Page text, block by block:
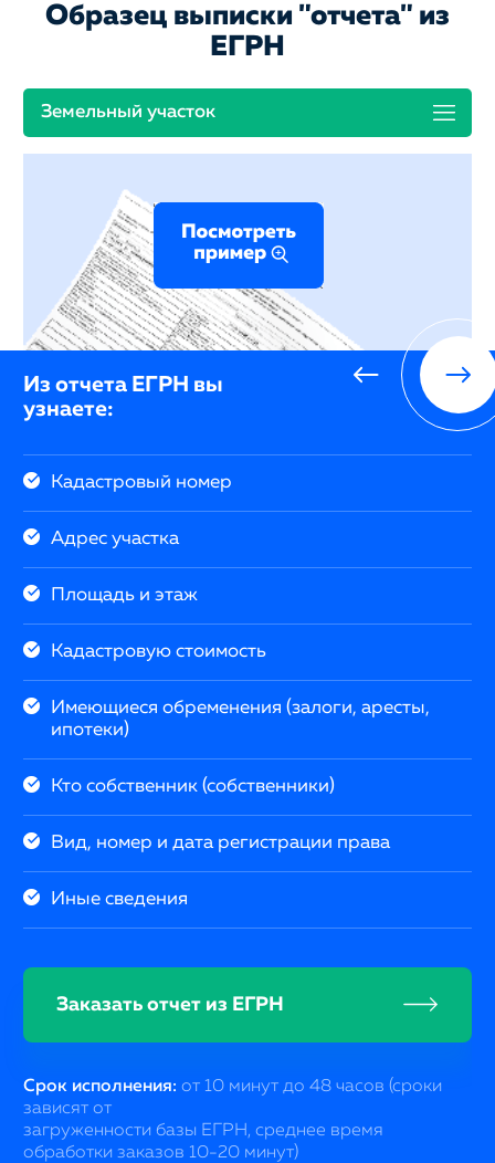
Образец выписки "отчета" из
ЕГРН
Земельный участок
Из отчета ЕГРН вы
узнаете:
Кадастровый номер
Адрес участка
Площадь и этаж
Кадастровую стоимость
Имеющиеся обременения (залоги, аресты,
ипотеки)
Кто собственник (собственники)
Вид, номер и дата регистрации права
Иные сведения
Заказать отчет из ЕГРН
Срок исполнения: от 10 минут до 48 часов (сроки
зависят от
загруженности базы ЕГРН, среднее время
обработки заказов 10-20 минут)